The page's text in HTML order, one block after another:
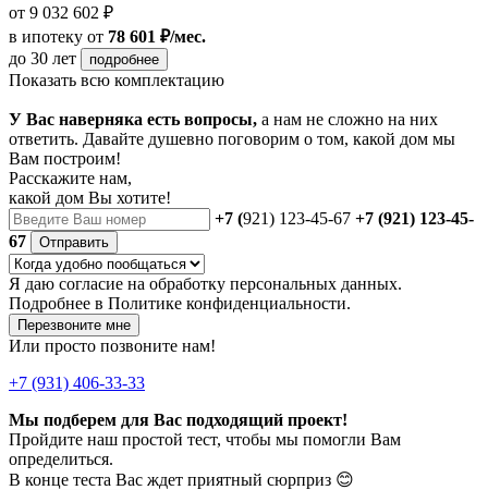
от 9 032 602 ₽
в ипотеку от 78 601 ₽/мес.
до 30 лет
подробнее
Показать всю комплектацию
У Вас наверняка есть вопросы, а нам не сложно на них
ответить. Давайте душевно поговорим о том, какой дом мы
Вам построим!
Расскажите нам,
какой дом Вы хотите!
+7 (921) 123-45-67 +7 (921) 123-45-
67
Отправить
Я даю согласие на обработку персональных данных.
Подробнее в Политике конфиденциальности.
Перезвоните мне
Или просто позвоните нам!
+7 (931) 406-33-33
Мы подберем для Вас подходящий проект!
Пройдите наш простой тест, чтобы мы помогли Вам
определиться.
В конце теста Вас ждет приятный сюрприз 😊